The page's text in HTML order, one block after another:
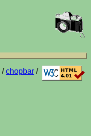
/chopbar /